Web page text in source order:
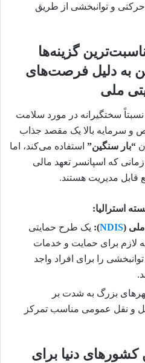
و توانبخشی از طریق
گزینه‌ها
به دلیل فرصت‌های
ملی
نسبتاً سختگیرانه در مورد سلامت
و سرمایه بالا یک مقصد جذاب
“بار سنگین” استفاده می‌کند، اما
که اسپانسر تعهد مالی
قابل مدیریت هستند.
استرالیا:
(
NDIS
): یک طرح حمایتی
لازم برای حمایت و خدمات
را برای افراد واجد
بزرگ به شدت بر
و نقل عمومی مناسب تمرکز
دنیا برای